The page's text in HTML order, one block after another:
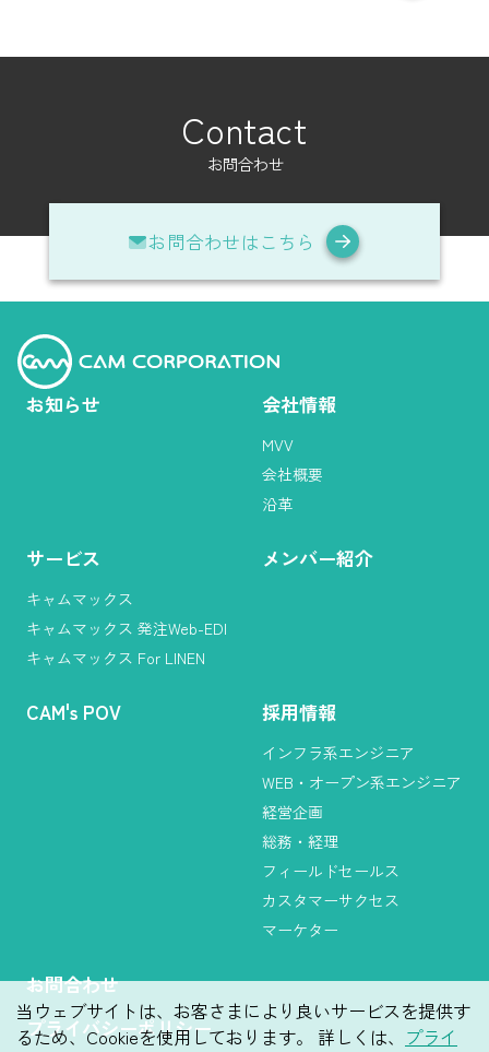
Contact
お問合わせ
お問合わせはこちら
お知らせ 会社情報
MVV
会社概要
沿革
サービス
キャムマックス
キャムマックス 発注Web-EDI
キャムマックス For LINEN
メンバー紹介
CAM's POV 採用情報
インフラ系エンジニア
WEB・オープン系エンジニア
経営企画
総務・経理
フィールドセールス
カスタマーサクセス
マーケター
お問合わせ
プライバシーポリシー
当ウェブサイトは、お客さまにより良いサービスを提供す
るため、Cookieを使用しております。 詳しくは、 プライ